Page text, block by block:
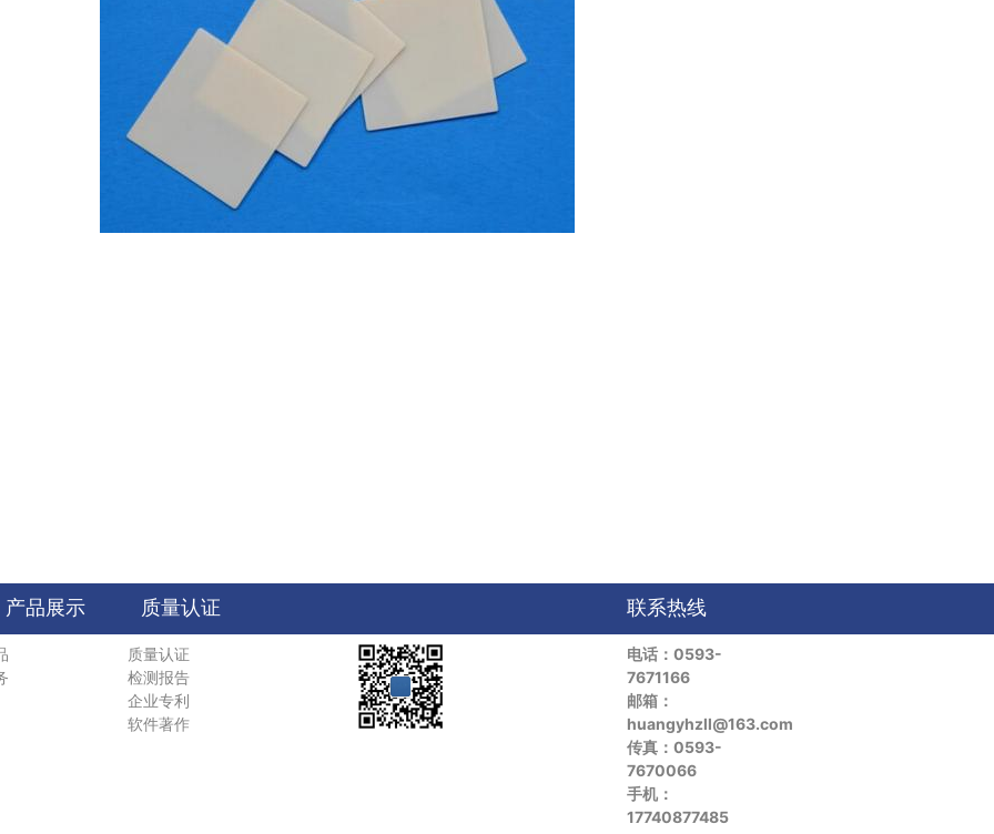
产品展示 质量认证 联系热线
质量认证
检测报告
企业专利
软件著作
电话：0593-
7671166
邮箱：
huangyhzll@163.com
传真：0593-
7670066
手机：
17740877485